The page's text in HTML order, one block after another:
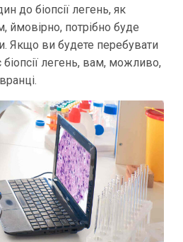
до біопсії легень, як
ймовірно, потрібно буде
Якщо ви будете перебувати
біопсії легень, вам, можливо,